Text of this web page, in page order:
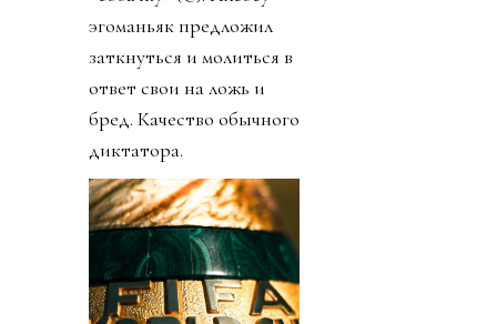
эгоманьяк предложил
заткнуться и молиться в
ответ свои на ложь и
бред. Качество обычного
диктатора.